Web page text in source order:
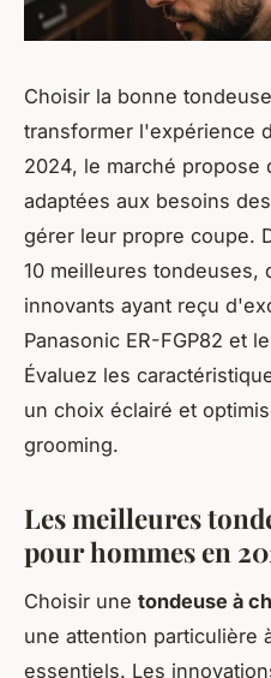
Choisir la bonne
transformer l'expérience
2024, le marché propose
adaptées aux besoins
gérer leur propre coupe.
10 meilleures tondeuses,
innovants ayant reçu
Panasonic ER-FGP82 et
Évaluez les
un choix éclairé et
grooming.
Les meilleures
pour hommes en
Choisir une tondeuse à
une attention particulière
essentiels. Les